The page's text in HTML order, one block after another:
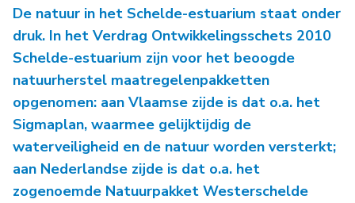
De natuur in het Schelde-estuarium staat onder
druk. In het Verdrag Ontwikkelingsschets 2010
Schelde-estuarium zijn voor het beoogde
natuurherstel maatregelenpakketten
opgenomen: aan Vlaamse zijde is dat o.a. het
Sigmaplan, waarmee gelijktijdig de
waterveiligheid en de natuur worden versterkt;
aan Nederlandse zijde is dat o.a. het
zogenoemde Natuurpakket Westerschelde